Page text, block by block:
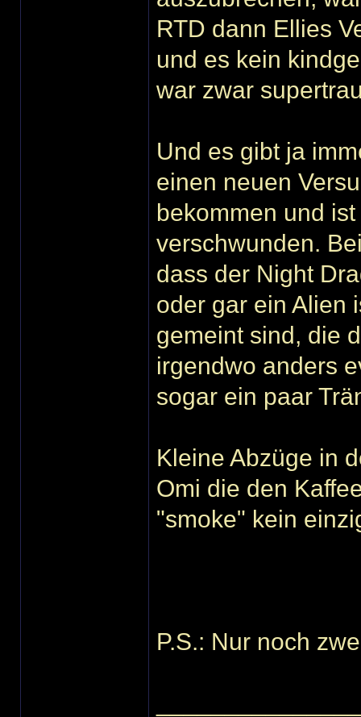
RTD dann Ellies
und es kein
war zwar
Und es gibt ja
einen neuen
bekommen und
verschwunden.
dass der Night
oder gar ein Alien
gemeint sind, die
irgendwo anders
sogar ein paar
Kleine Abzüge in
Omi die den
"smoke" kein
P.S.: Nur noch